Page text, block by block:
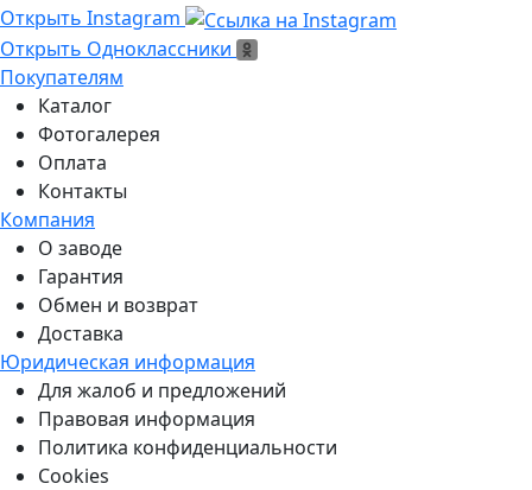
Ссылка на Instagram
Открыть Instagram
Открыть Одноклассники
Открыть Одноклассники
Покупателям
Каталог
Фотогалерея
Оплата
Контакты
Компания
О заводе
Гарантия
Обмен и возврат
Доставка
Юридическая информация
Для жалоб и предложений
Правовая информация
Политика конфиденциальности
Cookies